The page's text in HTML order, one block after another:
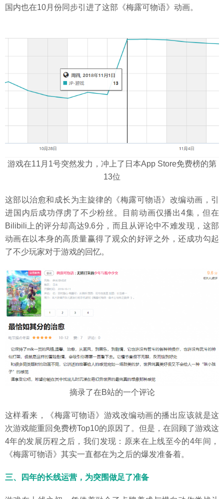
国内也在10月份同步引进了这部《梅露可物语》动画。
游戏在11月1号突然发力，冲上了日本App Store免费榜的第
13位
这部以治愈和成长为主旋律的《梅露可物语》改编动画，引
进国内后成功俘虏了不少粉丝。目前动画仅播出4集，但在
Bilibili上的评分却高达9.6分，而且从评论中不难发现，这部
动画在以本身的高质量赢得了观众的好评之外，还成功勾起
了不少玩家对于游戏的回忆。
摘录了在B站的一个评论
这样看来，《梅露可物语》游戏改编动画的播出应该就是这
次游戏能重回免费榜Top10的原因了。但是，在回顾了游戏这
4年的发展历程之后，我们发现：原来在上线至今的4年间，
《梅露可物语》其实一直都在为之后的爆发准备着。
三、四年的长线运营，为突围做足了准备